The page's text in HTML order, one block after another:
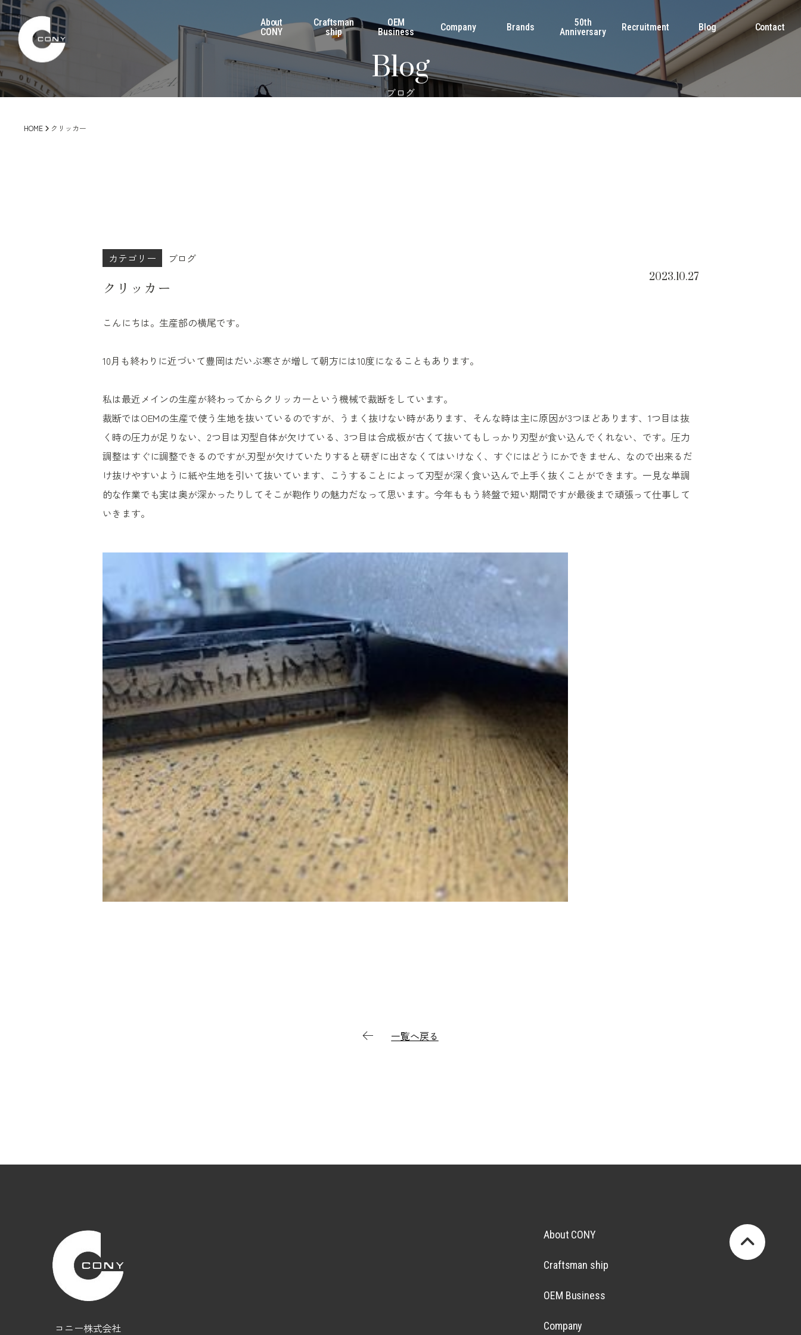
About
CONY
Craftsman
ship
OEM
Business
Company Brands
50th
Anniversary
Recruitment Blog Contact
Blog
ブログ
HOME クリッカー
カテゴリー ブログ
クリッカー 2023.10.27
こんにちは。生産部の横尾です。
10月も終わりに近づいて豊岡はだいぶ寒さが増して朝方には10度になることもあります。
私は最近メインの生産が終わってからクリッカーという機械で裁断をしています。
裁断ではOEMの生産で使う生地を抜いているのですが、うまく抜けない時があります、そんな時は主に原因が3つほどあります、1つ目は抜
く時の圧力が足りない、 2つ目は刃型自体が欠けている、 3つ目は合成板が古くて抜いてもしっかり刃型が食い込んでくれない、です。圧力
調整はすぐに調整できるのですが.刃型が欠けていたりすると研ぎに出さなくてはいけなく、すぐにはどうにかできません、なので出来るだ
け抜けやすいように紙や生地を引いて抜いています、こうすることによって刃型が深く食い込んで上手く抜くことができます。一見な単調
的な作業でも実は奥が深かったりしてそこが鞄作りの魅力だなって思います。今年ももう終盤で短い期間ですが最後まで頑張って仕事して
いきます。
一覧へ戻る
コニー株式会社
About CONY
Craftsman ship
OEM Business
Company